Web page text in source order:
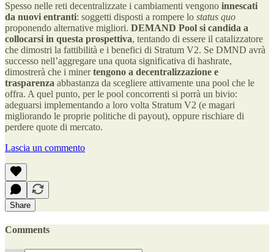
Spesso nelle reti decentralizzate i cambiamenti vengono innescati
da nuovi entranti: soggetti disposti a rompere lo status quo
proponendo alternative migliori. DEMAND Pool si candida a
collocarsi in questa prospettiva, tentando di essere il catalizzatore
che dimostri la fattibilità e i benefici di Stratum V2. Se DMND avrà
successo nell’aggregare una quota significativa di hashrate,
dimostrerà che i minertengono a decentralizzazione e
trasparenza abbastanza da scegliere attivamente una pool che le
offra. A quel punto, per le pool concorrenti si porrà un bivio:
adeguarsi implementando a loro volta Stratum V2 (e magari
migliorando le proprie politiche di payout), oppure rischiare di
perdere quote di mercato.
Lascia un commento
Share
Comments